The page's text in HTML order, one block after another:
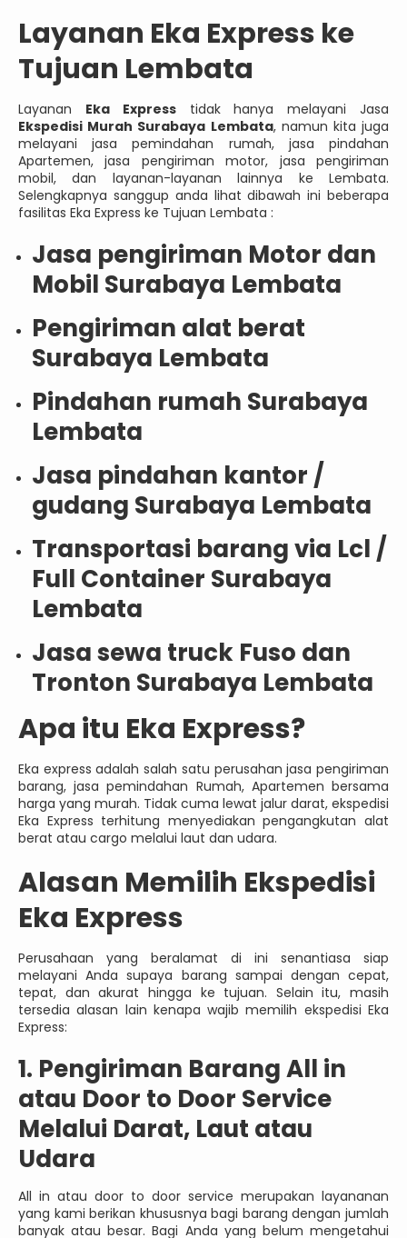
Layanan Eka Express ke
Tujuan Lembata
Layanan Eka Expresstidak hanya melayani Jasa
Ekspedisi Murah Surabaya Lembata, namun kita juga
melayani jasa pemindahan rumah, jasa pindahan
Apartemen, jasa pengiriman motor, jasa pengiriman
mobil, dan layanan-layanan lainnya ke Lembata.
Selengkapnya sanggup anda lihat dibawah ini beberapa
fasilitas Eka Express ke Tujuan Lembata :
Jasa pengiriman Motor dan
Mobil Surabaya Lembata
Pengiriman alat berat
Surabaya Lembata
Pindahan rumah Surabaya
Lembata
Jasa pindahan kantor /
gudang Surabaya Lembata
Transportasi barang via Lcl /
Full Container Surabaya
Lembata
Jasa sewa truck Fuso dan
Tronton Surabaya Lembata
Apa itu Eka Express?
Eka express adalah salah satu perusahan jasa pengiriman
barang, jasa pemindahan Rumah, Apartemen bersama
harga yang murah. Tidak cuma lewat jalur darat, ekspedisi
Eka Express terhitung menyediakan pengangkutan alat
berat atau cargo melalui laut dan udara.
Alasan Memilih Ekspedisi
Eka Express
Perusahaan yang beralamat di ini senantiasa siap
melayani Anda supaya barang sampai dengan cepat,
tepat, dan akurat hingga ke tujuan. Selain itu, masih
tersedia alasan lain kenapa wajib memilih ekspedisi Eka
Express:
1. Pengiriman Barang All in
atau Door to Door Service
Melalui Darat, Laut atau
Udara
All in atau door to door service merupakan layananan
yang kami berikan khususnya bagi barang dengan jumlah
banyak atau besar. Bagi Anda yang belum mengetahui